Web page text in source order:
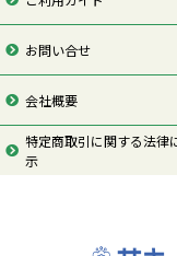
お問い合せ
会社概要
特定商取引に関する法律
示